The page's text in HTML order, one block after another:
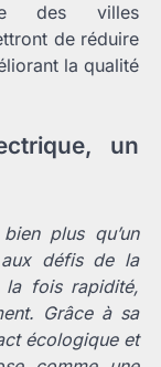
des villes
de réduire
la qualité
un
plus qu’un
défis de la
la fois rapidité,
Grâce à sa
écologique et